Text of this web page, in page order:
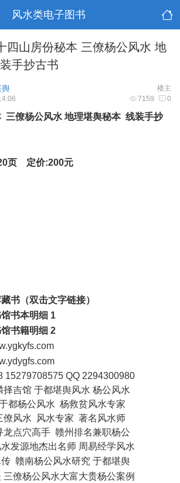
风水类电子图书
四山房份秘本 三僚杨公风水 地
手抄古书
楼主
舆
7159 0
三僚杨公风水 地理堪舆秘本 线装手抄
页 定价:200元
书 （双击文字链接）
书本明细 1
书籍明细 2
15279708575 QQ 2294300980
择吉馆 于都堪舆风水 杨公风水
都杨公风水 杨救贫风水专家
僚风水 风水专家 著名风水师
龙点穴高手 赣州排名兼职杨公
发源地杰出名师 周易经学风水
赣南杨公风水研究 于都堪舆
僚杨公风水大富大贵杨公案例